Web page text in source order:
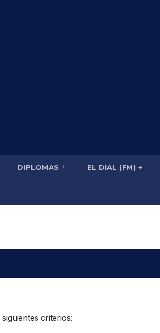
DIPLOMAS EL DIAL (FM) +
criterios: